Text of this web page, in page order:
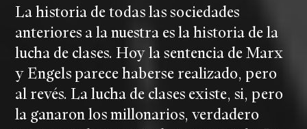
La historia de todas las sociedades
anteriores a la nuestra es la historia de la
lucha de clases. Hoy la sentencia de Marx
y Engels parece haberse realizado, pero
al revés. La lucha de clases existe, si, pero
la ganaron los millonarios, verdadero